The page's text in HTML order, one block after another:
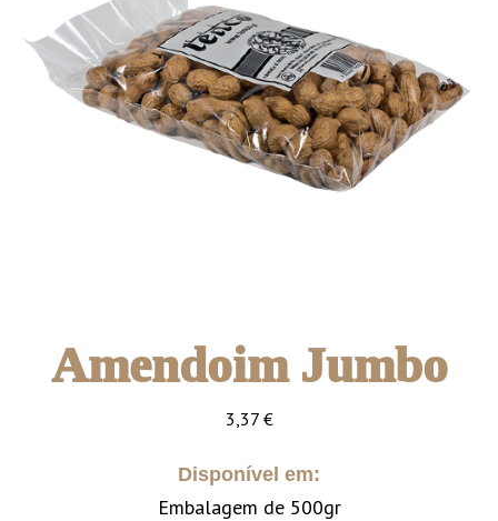
Amendoim Jumbo
3,37 €
Disponível em:
Embalagem de 500gr